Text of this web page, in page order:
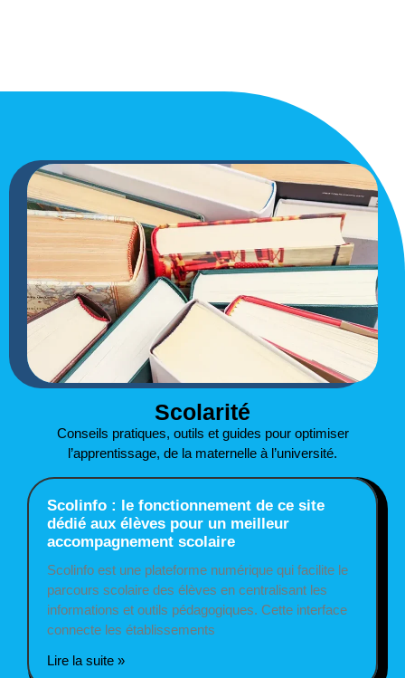
Scolarité
Conseils pratiques, outils et guides pour optimiser
l’apprentissage, de la maternelle à l’université.
Scolinfo : le fonctionnement de ce site
dédié aux élèves pour un meilleur
accompagnement scolaire
Scolinfo est une plateforme numérique qui facilite le
parcours scolaire des élèves en centralisant les
informations et outils pédagogiques. Cette interface
connecte les établissements
Lire la suite »